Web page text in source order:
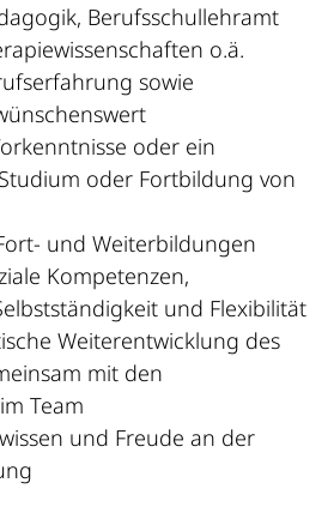
Berufsschullehramt
o.ä.
sowie
oder ein
oder Fortbildung von
und Weiterbildungen
Kompetenzen,
und Flexibilität
Weiterentwicklung des
mit den
Team
und Freude an der